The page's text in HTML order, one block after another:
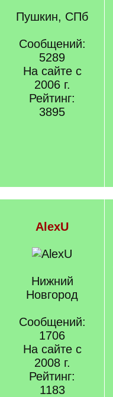
Пушкин, СПб
Сообщений:
5289
На сайте с
2006 г.
Рейтинг:
3895
AlexU
Нижний
Новгород
Сообщений:
1706
На сайте с
2008 г.
Рейтинг:
1183